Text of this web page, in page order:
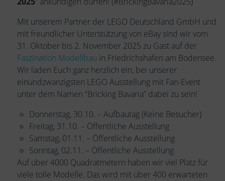
Mit unserem Partner der LEGO Deutschland GmbH und
mit freundlicher Unterstützung von eBay sind wir vom
31. Oktober bis 2. November 2025 zu Gast auf der
Faszination Modellbau in Friedrichshafen am Bodensee.
Wir laden Euch ganz herzlich ein, bei unserer
einundzwanzigsten LEGO Ausstellung mit Fan-Event
unter dem Namen “Bricking Bavaria” dabei zu sein!
Donnerstag, 30.10. – Aufbautag (Keine Besucher)
Freitag, 31.10. – Öffentliche Ausstellung
Samstag, 01.11. – Öffentliche Ausstellung
Sonntag, 02.11. – Öffentliche Ausstellung
Auf über 4000 Quadratmetern haben wir viel Platz für
viele tolle Modelle. Das wird mit über 400 erwarteten